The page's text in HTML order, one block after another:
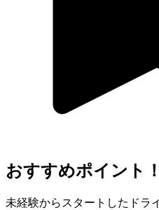
おすすめポイント！
未経験からスタートしたドラ